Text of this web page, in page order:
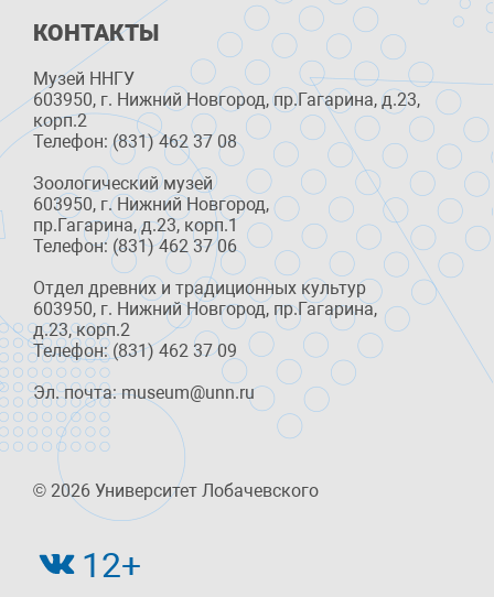
КОНТАКТЫ
Музей ННГУ
603950, г. Нижний Новгород, пр.Гагарина, д.23,
корп.2
Телефон: (831) 462 37 08
Зоологический музей
603950, г. Нижний Новгород,
пр.Гагарина, д.23, корп.1
Телефон: (831) 462 37 06
Отдел древних и традиционных культур
603950, г. Нижний Новгород, пр.Гагарина,
д.23, корп.2
Телефон: (831) 462 37 09
Эл. почта: museum@unn.ru
© 2026 Университет Лобачевского
12+